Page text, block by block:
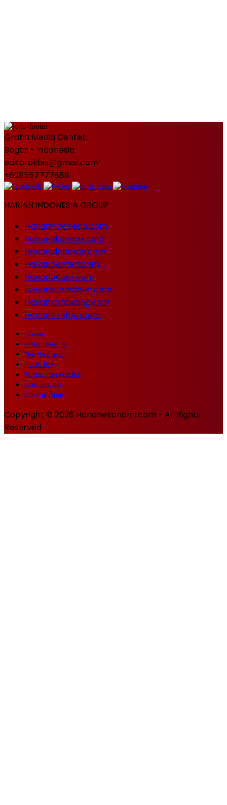
Graha Media Center,
Bogor - Indonesia
editorekbis@gmail.com
+628557777888
HARIAN INDONESIA GROUP
Harianindonesia.com
Harianekonomi.com
Harianolahraga.com
Harianbanten.com
Harianbogor.com
Hariansumedang.com
Hariankarawang.com
Hariancirebon.com
Home
Histori Media
Tim Redaksi
Kode Etik
Pedoman Media
Hak Jawab
Kontak Iklan
Copyright © 2026 Harianekonomi.com - All Rights
Reserved